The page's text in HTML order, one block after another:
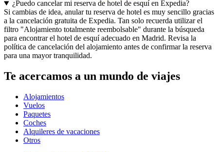
¿Puedo cancelar mi reserva de hotel de esquí en Expedia?
Si cambias de idea, anular tu reserva de hotel es muy sencillo gracias
a la cancelación gratuita de Expedia. Tan solo recuerda utilizar el
filtro "Alojamiento totalmente reembolsable" durante la búsqueda
para encontrar el hotel de esquí adecuado en Madrid. Revisa la
política de cancelación del alojamiento antes de confirmar la reserva
para una mayor tranquilidad.
Te acercamos a un mundo de viajes
Alojamientos
Vuelos
Paquetes
Coches
Alquileres de vacaciones
Otros